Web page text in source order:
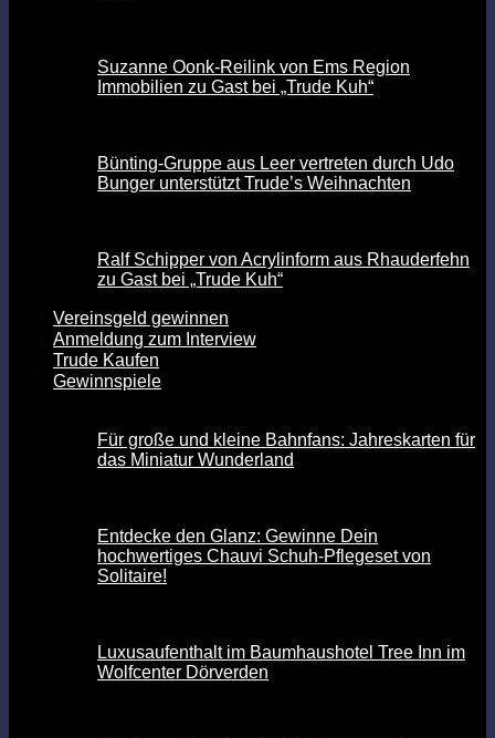
Suzanne Oonk-Reilink von Ems Region
Immobilien zu Gast bei „Trude Kuh“
Bünting-Gruppe aus Leer vertreten durch Udo
Bunger unterstützt Trude’s Weihnachten
Ralf Schipper von Acrylinform aus Rhauderfehn
zu Gast bei „Trude Kuh“
Vereinsgeld gewinnen
Anmeldung zum Interview
Trude Kaufen
Gewinnspiele
Für große und kleine Bahnfans: Jahreskarten für
das Miniatur Wunderland
Entdecke den Glanz: Gewinne Dein
hochwertiges Chauvi Schuh-Pflegeset von
Solitaire!
Luxusaufenthalt im Baumhaushotel Tree Inn im
Wolfcenter Dörverden